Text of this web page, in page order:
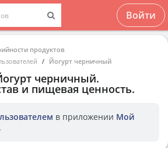
Войти
продуктов
Йогурт черничный
черничный.
и пищевая ценность.
в приложении Мой
.